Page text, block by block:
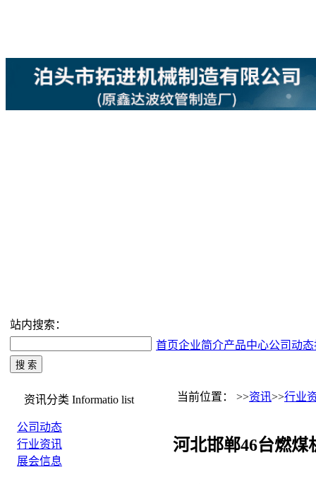
站内搜索：
首页企业简介产品中心公司动态
资讯分类 Informatio list
公司动态
行业资讯
展会信息
当前位置： >>资讯>>行业
河北邯郸46台燃煤